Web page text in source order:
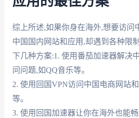
综上所述,如果你身在海外,想要访问
中国国内网站和应用,却遇到各种限
下几种方案:1. 使用番茄加速器解决
问问题,如QQ音乐等。
2. 使用回国VPN访问中国电商网站
等。
3. 使用回国加速器让你在海外也能